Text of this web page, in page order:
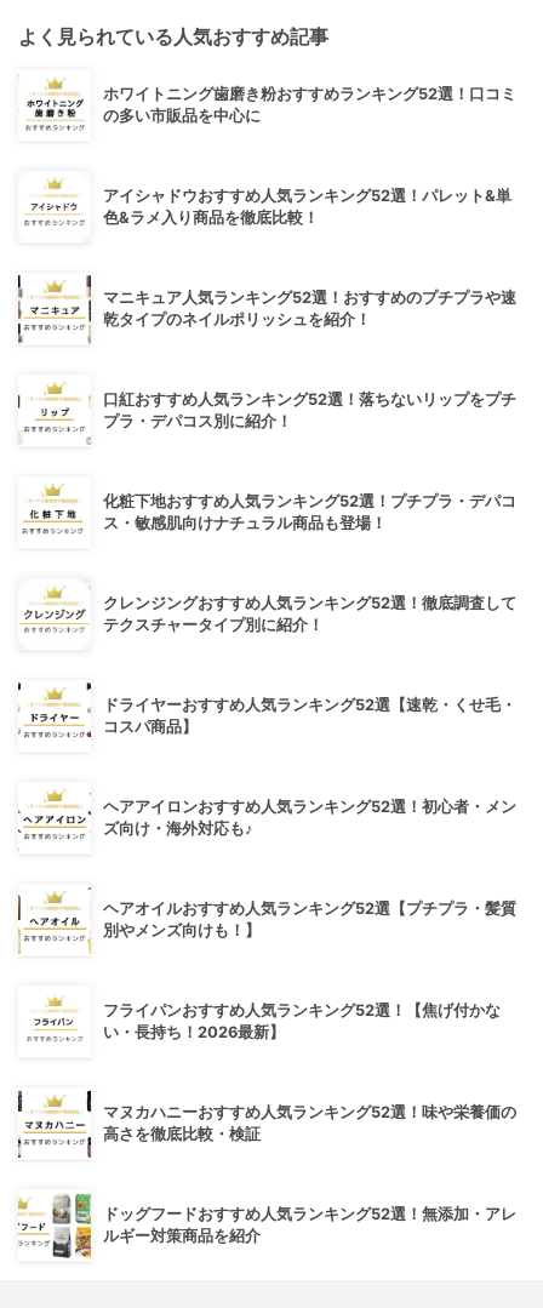
よく見られている人気おすすめ記事
ホワイトニング歯磨き粉おすすめランキング52選！口コミ
の多い市販品を中心に
アイシャドウおすすめ人気ランキング52選！パレット&単
色&ラメ入り商品を徹底比較！
マニキュア人気ランキング52選！おすすめのプチプラや速
乾タイプのネイルポリッシュを紹介！
口紅おすすめ人気ランキング52選！落ちないリップをプチ
プラ・デパコス別に紹介！
化粧下地おすすめ人気ランキング52選！プチプラ・デパコ
ス・敏感肌向けナチュラル商品も登場！
クレンジングおすすめ人気ランキング52選！徹底調査して
テクスチャータイプ別に紹介！
ドライヤーおすすめ人気ランキング52選【速乾・くせ毛・
コスパ商品】
ヘアアイロンおすすめ人気ランキング52選！初心者・メン
ズ向け・海外対応も♪
ヘアオイルおすすめ人気ランキング52選【プチプラ・髪質
別やメンズ向けも！】
フライパンおすすめ人気ランキング52選！【焦げ付かな
い・長持ち！2026最新】
マヌカハニーおすすめ人気ランキング52選！味や栄養価の
高さを徹底比較・検証
ドッグフードおすすめ人気ランキング52選！無添加・アレ
ルギー対策商品を紹介